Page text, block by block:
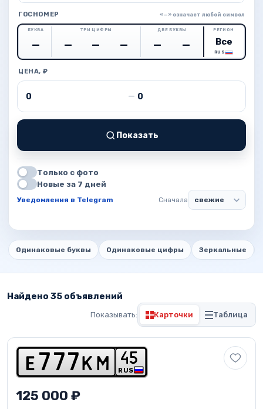
ГОСНОМЕР «—» означает любой символ
БУКВА ТРИ ЦИФРЫ ДВЕ БУКВЫ РЕГИОН
RUS
ЦЕНА, ₽
Цена от — Цена до
Показать
Только с фото
Новые за 7 дней
Уведомления в Telegram Сначала
Одинаковые буквы Одинаковые цифры Зеркальные
Найдено 35 объявлений
Показывать: Карточки Таблица
e 7 7 7 k m RUS
45
125 000 ₽